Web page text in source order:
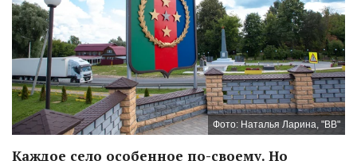
Фото: Наталья Ларина, "ВВ"
Каждое село особенное по-своему. Но